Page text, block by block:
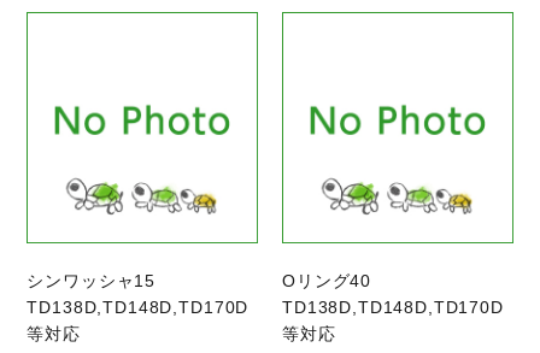
シンワッシャ15
TD138D,TD148D,TD170D
等対応
Oリング40
TD138D,TD148D,TD170D
等対応